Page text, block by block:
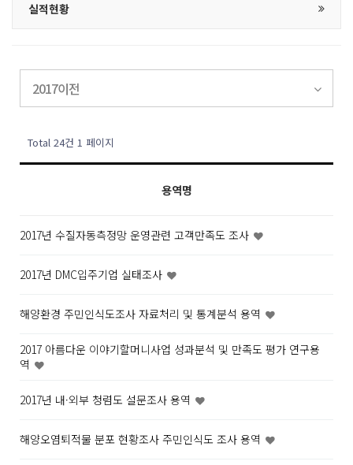
실적현황
2017이전
Total 24건 1 페이지
용역명
2017년 수질자동측정망 운영관련 고객만족도 조사
2017년 DMC입주기업 실태조사
해양환경 주민인식도조사 자료처리 및 통계분석 용역
2017 아름다운 이야기할머니사업 성과분석 및 만족도 평가 연구용
역
2017년 내·외부 청렴도 설문조사 용역
해양오염퇴적물 분포 현황조사 주민인식도 조사 용역